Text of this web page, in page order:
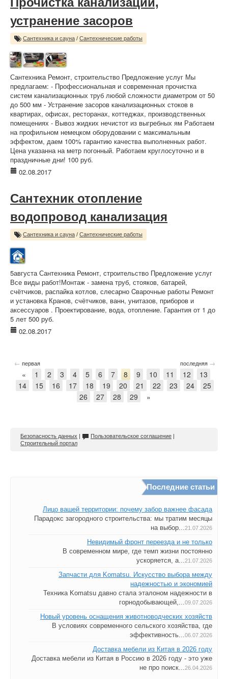
устранение засоров
Сантехника и сауна / Сантехнические работы
Сантехника Ремонт, строительство Предложение услуг Мы
предлагаем: - Профессиональная и современная прочистка
систем канализационных труб любой сложности диаметром от 50
до 500 мм - Устранение засоров канализационных стоков в
квартирах, офисах, ресторанах, коттеджах, производственных
помещениях - Вывоз жидких нечистот из выгребных ям Работаем
на профильном немецком оборудовании с максимальным
эффектом, даем 100% гарантию качества выполненных работ.
Цена указанна на метр погонный. Работаем круглосуточно и в
праздничные дни! 100 руб.
02.08.2017
Сантехник отопление
водопровод канализация
Сантехника и сауна / Сантехнические работы
5августа Сантехника Ремонт, строительство Предложение услуг
Все виды работ!Монтаж - замена труб, стояков, батарей,
счётчиков, распайка котлов, слесарно Cварочные работы Ремонт
и установка Кранов, счётчиков, ванн, унитазов, приборов и
аксессуаров . Проектирование, вода, отопление. Гарантия от 1 до
5 лет 500 руб.
02.08.2017
← первая последняя →
« 1 2 3 4 5 6 7 8 9 10 11 12
13
14
15 16 17 18 19 20 21 22 23 24
25
26
27 28 29 »
Безопасность данных | Пользовательское соглашение |
Строительный портал
Последние статьи
Лицо вашей территории: почему забор важнее фасада
Парадокс загородного строительства: мы тратим месяцы
на выбор...21.07.2026
Невидимый фронт переезда и не только
В современном мире, где темп жизни постоянно
ускоряется, а...21.07.2026
Запчасти для Komatsu. Искусство выбора между
надежностью и экономией
Техника Komatsu давно стала эталоном надежности в
горнодобывающей,...09.07.2026
Новый уровень оснащения животноводческих хозяйств
В условиях современного сельского хозяйства, где
эффективность...06.07.2026
Доставка мебели из Китая в 2026 году
Доставка мебели из Китая в Россию в 2026 году - это уже
не про поиск...26.04.2026